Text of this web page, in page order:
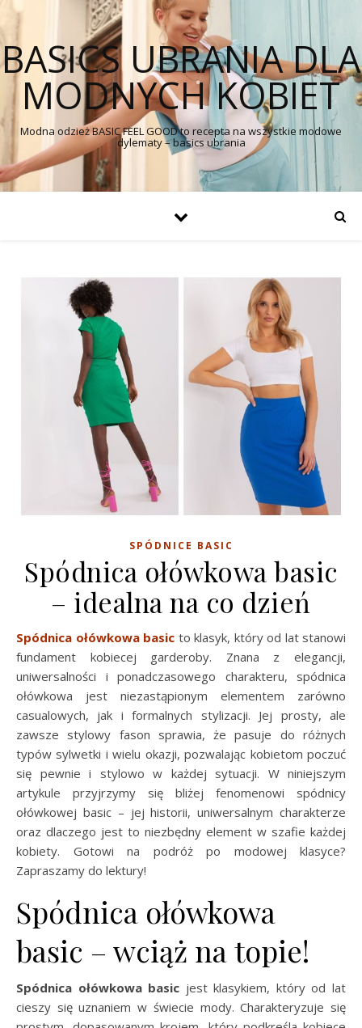
BASICS UBRANIA DLA
MODNYCH KOBIET
Modna odzież BASIC FEEL GOOD to recepta na wszystkie modowe
dylematy – basics ubrania
SPÓDNICE BASIC
Spódnica ołówkowa basic
– idealna na co dzień
Spódnica ołówkowa basic to klasyk, który od lat stanowi
fundament kobiecej garderoby. Znana z elegancji,
uniwersalności i ponadczasowego charakteru, spódnica
ołówkowa jest niezastąpionym elementem zarówno
casualowych, jak i formalnych stylizacji. Jej prosty, ale
zawsze stylowy fason sprawia, że pasuje do różnych
typów sylwetki i wielu okazji, pozwalając kobietom poczuć
się pewnie i stylowo w każdej sytuacji. W niniejszym
artykule przyjrzymy się bliżej fenomenowi spódnicy
ołówkowej basic – jej historii, uniwersalnym charakterze
oraz dlaczego jest to niezbędny element w szafie każdej
kobiety. Gotowi na podróż po modowej klasyce?
Zapraszamy do lektury!
Spódnica ołówkowa
basic – wciąż na topie!
Spódnica ołówkowa basic jest klasykiem, który od lat
cieszy się uznaniem w świecie mody. Charakteryzuje się